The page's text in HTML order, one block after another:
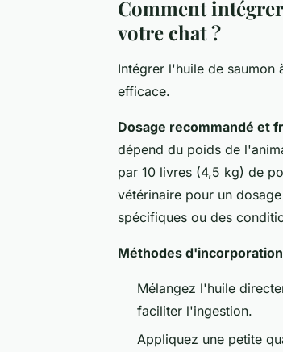
Comment
votre chat ?
Intégrer l'huile de saumon
efficace.
Dosage recommandé et
dépend du poids de
par 10 livres (4,5 kg) de
vétérinaire pour un
spécifiques ou des
Méthodes
Mélangez l'huile
faciliter l'ingestion.
Appliquez une petite